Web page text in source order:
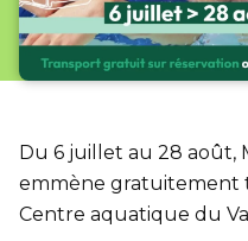
Du 6 juillet au 28 août,
emmène gratuitement
Centre aquatique du